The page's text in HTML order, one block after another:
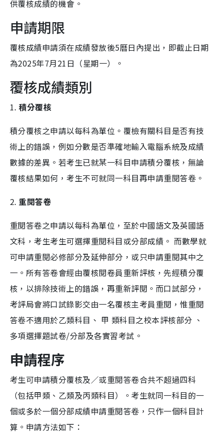
供覆核成績的機會。
申請期限
覆核成績申請須在成績發放後5曆日內提出，即截止日期
為2025年7月21日（星期一）。
覆核成績類別
1.積分覆核
積分覆核之申請以每科為單位。覆檢有關科目是否有技
術上的錯誤，例如分數是否準確地輸入電腦系統及成績
數據的差異。若考生已就某一科目申請積分覆核，無論
覆核結果如何，考生不可就同一科目再申請重閱答卷。
2.重閱答卷
重閱答卷之申請以每科為單位，至於中國語文及英國語
文科，考生考生可選擇重閱科目或分部成績。 而數學就
可申請重閱必修部分及延伸部分，或只申請重閱其中之
一。所有答卷會經由覆核閱卷員重新評核，先經積分覆
核，以排除技術上的錯誤，再重新評閱。而口試部分，
考評局會將口試錄影交由一名覆核主考員重閱，惟重閱
答卷不適用於乙類科目、 甲 類科目之校本評核部分 、
多項選擇題試卷/分部及各實習考試。
申請程序
考生可申請積分覆核及／或重閱答卷合共不超過四科
（包括甲類、乙類及丙類科目）。考生就同一科目的一
個或多於一個分部成績申請重閱答卷，只作一個科目計
算。申請方法如下：